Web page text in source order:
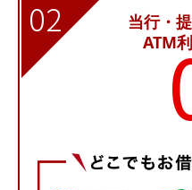
02
当行・
ATM